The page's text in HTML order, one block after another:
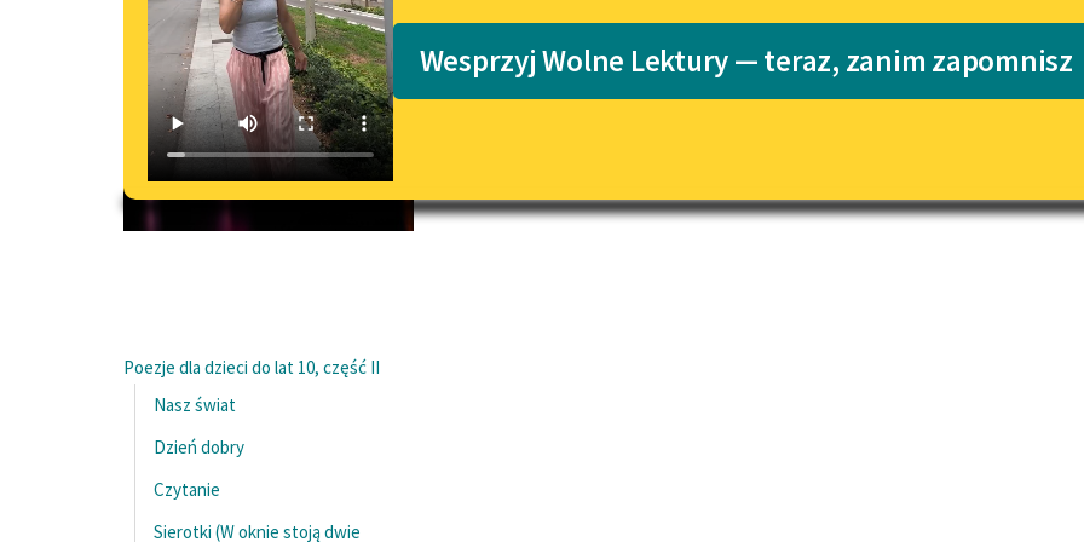
Lektury szkolne i klasyka
literatury do słuchania dla
E-kolekcja lektur szkolnych i
literatury do słuchania dla
Katalog
Katalog w
Wesprzyj Wolne Lektury — teraz, zanim zapomnisz
Poezje dla dzieci do lat 10, część II
Nasz świat
Dzień dobry
Czytanie
Sierotki (W oknie stoją dwie